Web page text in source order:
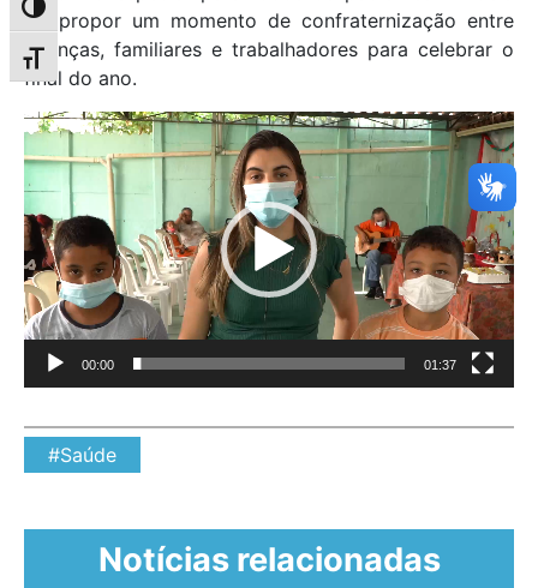
Alternar alto contraste
Alternar tamanho da fonte
foi propor um momento de confraternização entre
crianças, familiares e trabalhadores para celebrar o
final do ano.
Tocador
de
vídeo
00:00 01:37
#Saúde
Notícias relacionadas